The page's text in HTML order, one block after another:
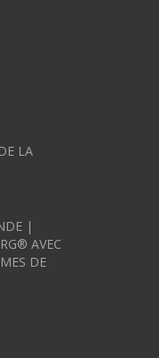
LA
|
AVEC
DE